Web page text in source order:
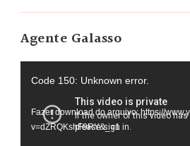
Agente Galasso
vídeo
Code 150: Unknown error.
Fazer download do arquivo: https://
v=dZRQKshF9RY&_=1